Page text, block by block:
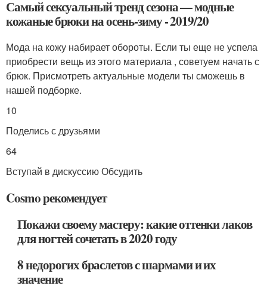
Самый сексуальный тренд сезона — модные
кожаные брюки на осень-зиму - 2019/20
Мода на кожу набирает обороты. Если ты еще не успела
приобрести вещь из этого материала , советуем начать с
брюк. Присмотреть актуальные модели ты сможешь в
нашей подборке.
10
Поделись с друзьями
64
Вступай в дискуссию Обсудить
Cosmo рекомендует
Покажи своему мастеру: какие оттенки лаков
для ногтей сочетать в 2020 году
8 недорогих браслетов с шармами и их
значение